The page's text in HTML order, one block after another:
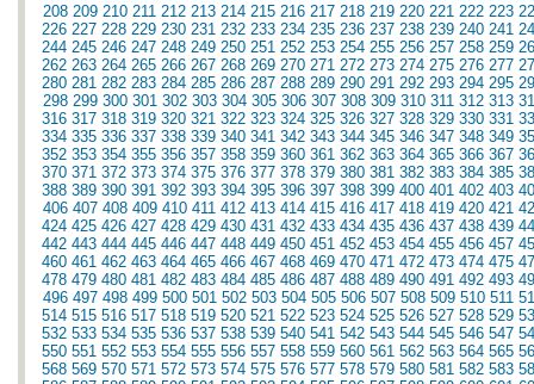
208 209 210 211 212 213 214 215 216 217 218 219 220 221 222 223
226 227 228 229 230 231 232 233 234 235 236 237 238 239 240 241
244 245 246 247 248 249 250 251 252 253 254 255 256 257 258 259
262 263 264 265 266 267 268 269 270 271 272 273 274 275 276 277
280 281 282 283 284 285 286 287 288 289 290 291 292 293 294 295
298 299 300 301 302 303 304 305 306 307 308 309 310 311 312 313
316 317 318 319 320 321 322 323 324 325 326 327 328 329 330 331
334 335 336 337 338 339 340 341 342 343 344 345 346 347 348 349
352 353 354 355 356 357 358 359 360 361 362 363 364 365 366 367
370 371 372 373 374 375 376 377 378 379 380 381 382 383 384 385
388 389 390 391 392 393 394 395 396 397 398 399 400 401 402 403
406 407 408 409 410 411 412 413 414 415 416 417 418 419 420 421
424 425 426 427 428 429 430 431 432 433 434 435 436 437 438 439
442 443 444 445 446 447 448 449 450 451 452 453 454 455 456 457
460 461 462 463 464 465 466 467 468 469 470 471 472 473 474 475
478 479 480 481 482 483 484 485 486 487 488 489 490 491 492 493
496 497 498 499 500 501 502 503 504 505 506 507 508 509 510 511
514 515 516 517 518 519 520 521 522 523 524 525 526 527 528 529
532 533 534 535 536 537 538 539 540 541 542 543 544 545 546 547
550 551 552 553 554 555 556 557 558 559 560 561 562 563 564 565
568 569 570 571 572 573 574 575 576 577 578 579 580 581 582 583